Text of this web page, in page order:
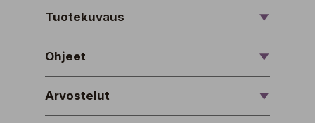
Tuotekuvaus
Ohjeet
Arvostelut